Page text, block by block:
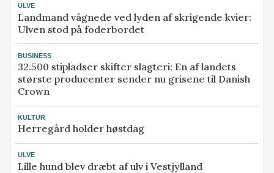
ULVE
Landmand vågnede ved lyden af skrigende kvier:
Ulven stod på foderbordet
BUSINESS
32.500 stipladser skifter slagteri: En af landets
største producenter sender nu grisene til Danish
Crown
KULTUR
Herregård holder høstdag
ULVE
Lille hund blev dræbt af ulv i Vestjylland